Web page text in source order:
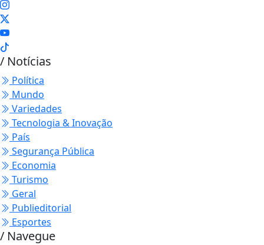
/ Notícias
Política
Mundo
Variedades
Tecnologia & Inovação
País
Segurança Pública
Economia
Turismo
Geral
Publieditorial
Esportes
/ Navegue